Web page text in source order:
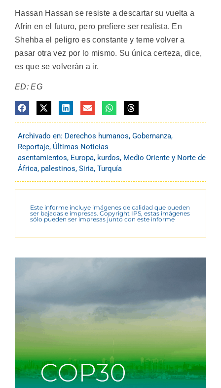
Hassan Hassan se resiste a descartar su vuelta a
Afrín en el futuro, pero prefiere ser realista. En
Shehba el peligro es constante y teme volver a
pasar otra vez por lo mismo. Su única certeza, dice,
es que se volverán a ir.
ED: EG
Archivado en: Derechos humanos, Gobernanza,
Reportaje, Últimas Noticias
asentamientos, Europa, kurdos, Medio Oriente y Norte de
África, palestinos, Siria, Turquía
Este informe incluye imágenes de calidad que pueden
ser bajadas e impresas. Copyright IPS, estas imágenes
sólo pueden ser impresas junto con este informe